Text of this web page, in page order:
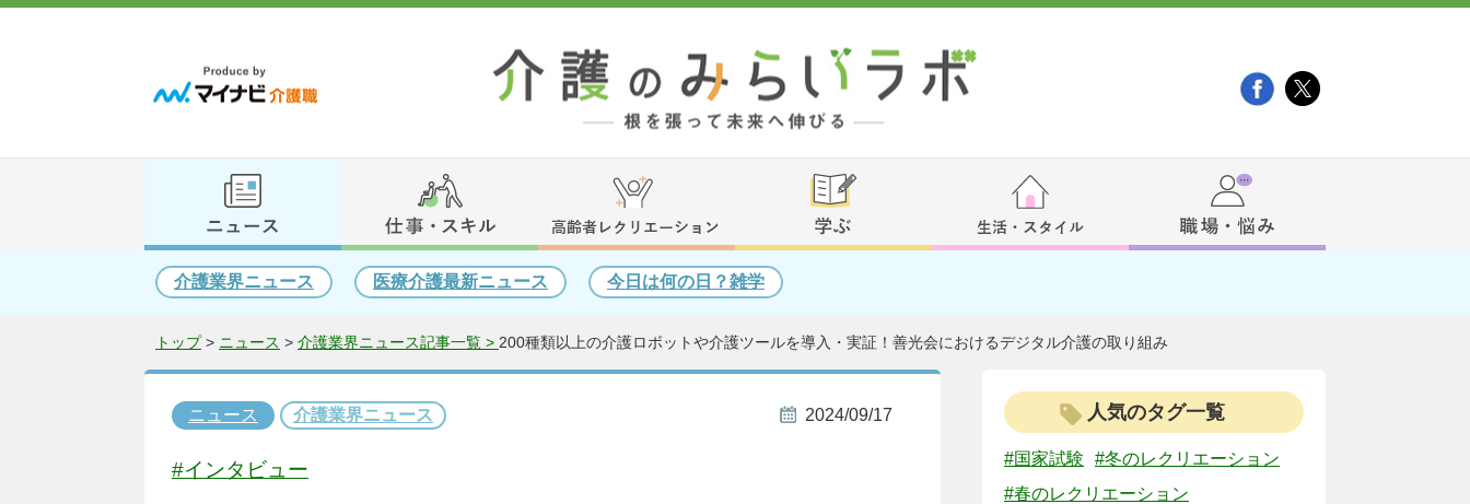
介護業界ニュース 医療介護最新ニュース 今日は何の日？雑学
トップ> ニュース > 介護業界ニュース記事一覧 > 200種類以上の介護ロボットや介護ツールを導入・実証！善光会におけるデジタル介護の取り組み
ニュース 介護業界ニュース 2024/09/17
#インタビュー
人気のタグ一覧
#国家試験
#冬のレクリエーション
#春のレクリエーション